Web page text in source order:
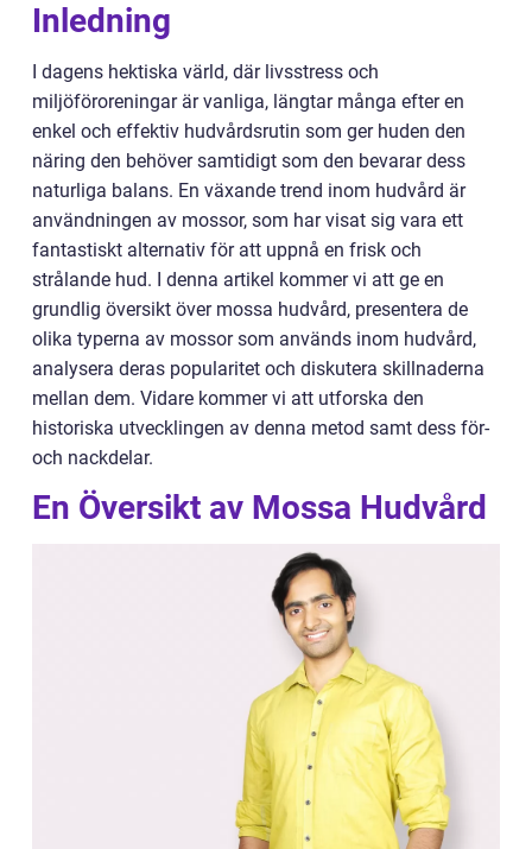
Inledning
I dagens hektiska värld, där livsstress och
miljöföroreningar är vanliga, längtar många efter en
enkel och effektiv hudvårdsrutin som ger huden den
näring den behöver samtidigt som den bevarar dess
naturliga balans. En växande trend inom hudvård är
användningen av mossor, som har visat sig vara ett
fantastiskt alternativ för att uppnå en frisk och
strålande hud. I denna artikel kommer vi att ge en
grundlig översikt över mossa hudvård, presentera de
olika typerna av mossor som används inom hudvård,
analysera deras popularitet och diskutera skillnaderna
mellan dem. Vidare kommer vi att utforska den
historiska utvecklingen av denna metod samt dess för-
och nackdelar.
En Översikt av Mossa Hudvård